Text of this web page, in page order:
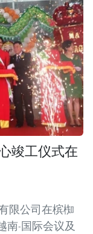
竣工仪式在
限公司在槟椥
南-国际会议及